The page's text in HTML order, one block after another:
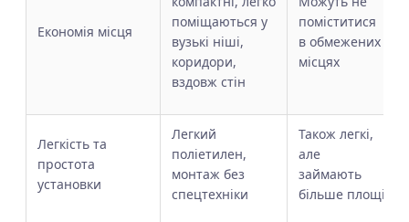
Економія місця
поміщаються у
вузькі ніші,
коридори,
вздовж стін
поміститися
в обмежених
місцях
Легкість та
простота
установки
Легкий
поліетилен,
монтаж без
спецтехніки
Також легкі,
але
займають
більше площі